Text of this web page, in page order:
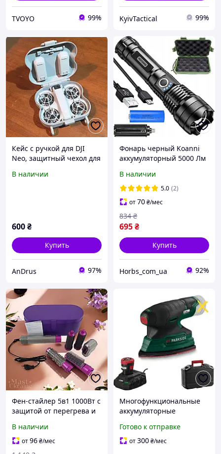
TVOYO 99% KyivTactical 99%
Кейс с ручкой для DJI
Neo, защитный чехол для
транспортировки дрона
В наличии
600₴
Купить
AnDrus 97%
Фонарь черный Koanni
аккумуляторный 5000 Лм
1500 м с кейсом USB
В наличии
5.0 (2)
от70₴/мес
695₴
834 ₴
Купить
Horbs_com_ua 92%
Фен-стайлер 5в1 1000Вт с
защитой от перегрева и
транспортировки и
хранения K459F
В наличии
от96₴/мес
Многофункциональные
аккумуляторные
Parkside PAMS 12 A1 с
кейсом для
Готово к отправке
от300₴/мес